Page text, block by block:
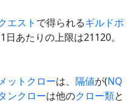
エスト で得られるギルドポ
日あたりの上限は21120。
ットクローは、 隔値が(NQ
ンクローは他のクロー類と